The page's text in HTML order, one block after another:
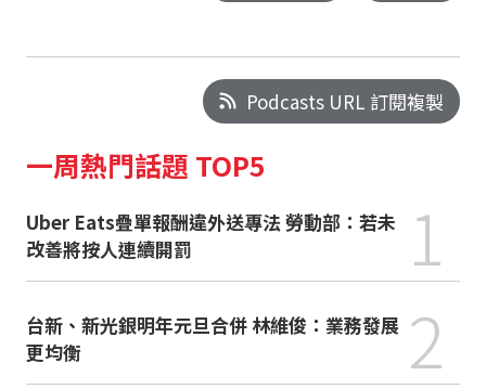
Podcasts URL 訂閱複製
一周熱門話題 TOP5
Uber Eats疊單報酬違外送專法 勞動部：若未
改善將按人連續開罰
1
台新、新光銀明年元旦合併 林維俊：業務發展
更均衡
2